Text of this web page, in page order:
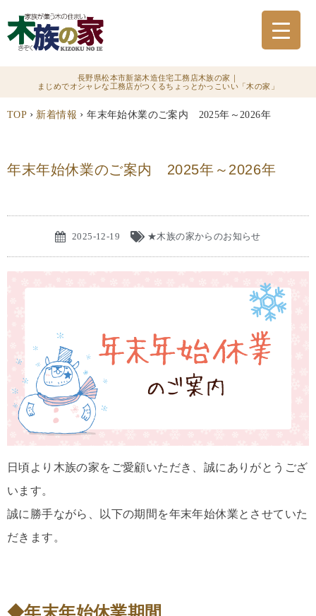
長野県松本市新築木造住宅工務店木族の家｜
まじめでオシャレな工務店がつくるちょっとかっこいい「木の家」
TOP › 新着情報 › 年末年始休業のご案内 2025年～2026年
年末年始休業のご案内 2025年～2026年
2025-12-19 ★木族の家からのお知らせ
日頃より木族の家をご愛顧いただき、誠にありがとうござ
います。
誠に勝手ながら、以下の期間を年末年始休業とさせていた
だきます。